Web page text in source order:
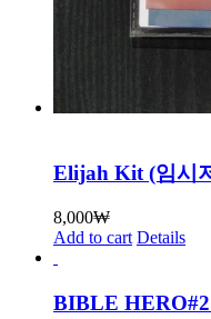
Elijah Kit (임시
8,000₩
Add to cart Details
BIBLE